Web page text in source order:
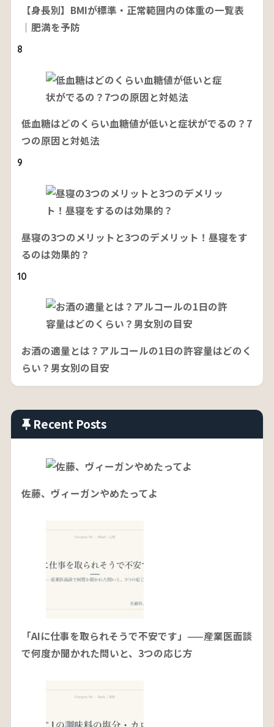
【身長別】BMIが標準・正常範囲内の体重の一覧表
｜肥満を予防
8
低血糖はどのくらい血糖値が低いと症状がでるの？7
つの原因と対処法
9
昼寝の3つのメリットと3つのデメリット！昼寝をす
るのは効果的？
10
お酒の適量とは？アルコールの1日の許容量はどのく
らい？男女別の目安
Recent Posts
佐藤、ヴィーガンやめたってよ
「AIに仕事を取られそうで不安です」——産業医面談
で何度か聞かれた問いと、3つの応じ方